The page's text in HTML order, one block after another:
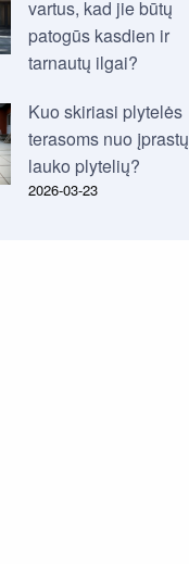
vartus, kad jie būtų
patogūs kasdien ir
tarnautų ilgai?
Kuo skiriasi plytelės
terasoms nuo įprastų
lauko plytelių?
2026-03-23